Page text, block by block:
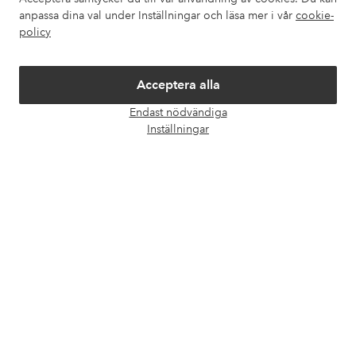
anpassa dina val under Inställningar och läsa mer i vår cookie-
policy
Acceptera alla
Endast nödvändiga
Inställningar
Om Ellos
Villkor